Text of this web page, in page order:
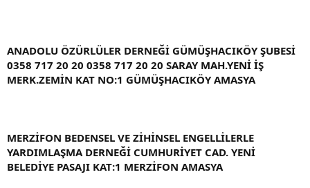
ANADOLU ÖZÜRLÜLER DERNEĞİ GÜMÜŞHACIKÖY ŞUBESİ
0358 717 20 20 0358 717 20 20 SARAY MAH.YENİ İŞ
MERK.ZEMİN KAT NO:1 GÜMÜŞHACIKÖY AMASYA
MERZİFON BEDENSEL VE ZİHİNSEL ENGELLİLERLE
YARDIMLAŞMA DERNEĞİ CUMHURİYET CAD. YENİ
BELEDİYE PASAJI KAT:1 MERZİFON AMASYA